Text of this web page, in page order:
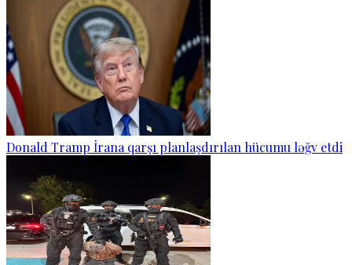
Donald Tramp İrana qarşı planlaşdırılan hücumu ləğv etdi